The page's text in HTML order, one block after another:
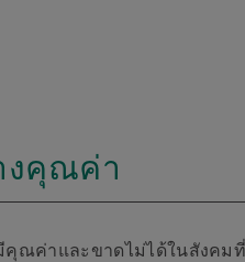
งคุณค่า
คุณค่าและขาดไม่ได้ในสังค